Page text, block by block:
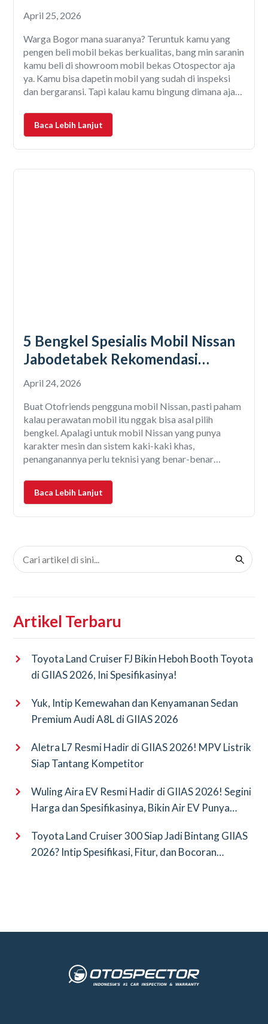
April 25, 2026
Warga Bogor mana suaranya? Teruntuk kamu yang
pengen beli mobil bekas berkualitas, bang min saranin
kamu beli di showroom mobil bekas Otospector aja
ya. Kamu bisa dapetin mobil yang sudah di inspeksi
dan bergaransi. Tapi kalau kamu bingung dimana aja
Cek aja di artikel berikut ini. Kalau
Baca Lebih Lanjut
5 Bengkel Spesialis Mobil Nissan
Jabodetabek Rekomendasi
Otospector
April 24, 2026
Buat Otofriends pengguna mobil Nissan, pasti paham
kalau perawatan mobil itu nggak bisa asal pilih
bengkel. Apalagi untuk mobil Nissan yang punya
karakter mesin dan sistem kaki-kaki khas,
penanganannya perlu teknisi yang benar-benar
jadi melebar, biaya servis membengkak, dan performa
mobil malah makin menurun. Karena itu, penting
Baca Lebih Lanjut
Artikel Terbaru
Toyota Land Cruiser FJ Bikin Heboh Booth Toyota
di GIIAS 2026, Ini Spesifikasinya!
Yuk, Intip Kemewahan dan Kenyamanan Sedan
Premium Audi A8L di GIIAS 2026
Aletra L7 Resmi Hadir di GIIAS 2026! MPV Listrik
Siap Tantang Kompetitor
Wuling Aira EV Resmi Hadir di GIIAS 2026! Segini
Harga dan Spesifikasinya, Bikin Air EV Punya
Toyota Land Cruiser 300 Siap Jadi Bintang GIIAS
2026? Intip Spesifikasi, Fitur, dan Bocoran